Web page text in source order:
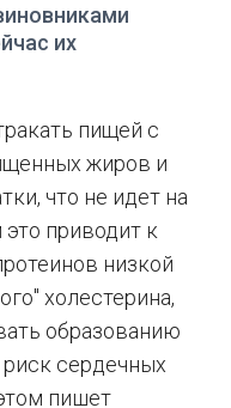
их
пищей с
жиров и
что не идет на
приводит к
низкой
холестерина,
образованию
сердечных
пишет